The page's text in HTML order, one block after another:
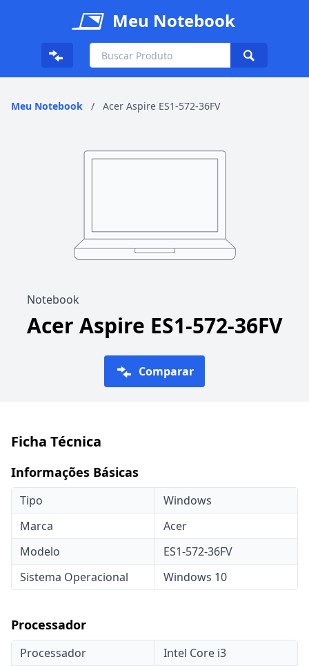
Meu Notebook
Meu Notebook / Acer Aspire ES1-572-36FV
Notebook
Acer Aspire ES1-572-36FV
Comparar
Ficha Técnica
Informações Básicas
Tipo
Windows
Marca
Acer
Modelo
ES1-572-36FV
Sistema Operacional
Windows 10
Processador
Processador
Intel Core i3